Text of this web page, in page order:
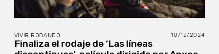
VIVIR RODANDO 10/12/2024
Finaliza el rodaje de ‘Las líneas